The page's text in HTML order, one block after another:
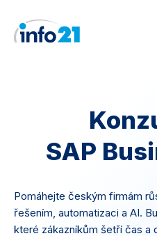
Přeskočit
SAP
Pomáhejte českým firmám
řešením, automatizaci a AI.
které zákazníkům šetří čas a